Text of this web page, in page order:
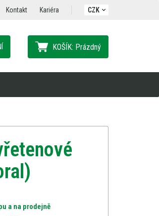
Kontakt Kariéra CZK
KOŠÍK: Prázdný
a na prodejně